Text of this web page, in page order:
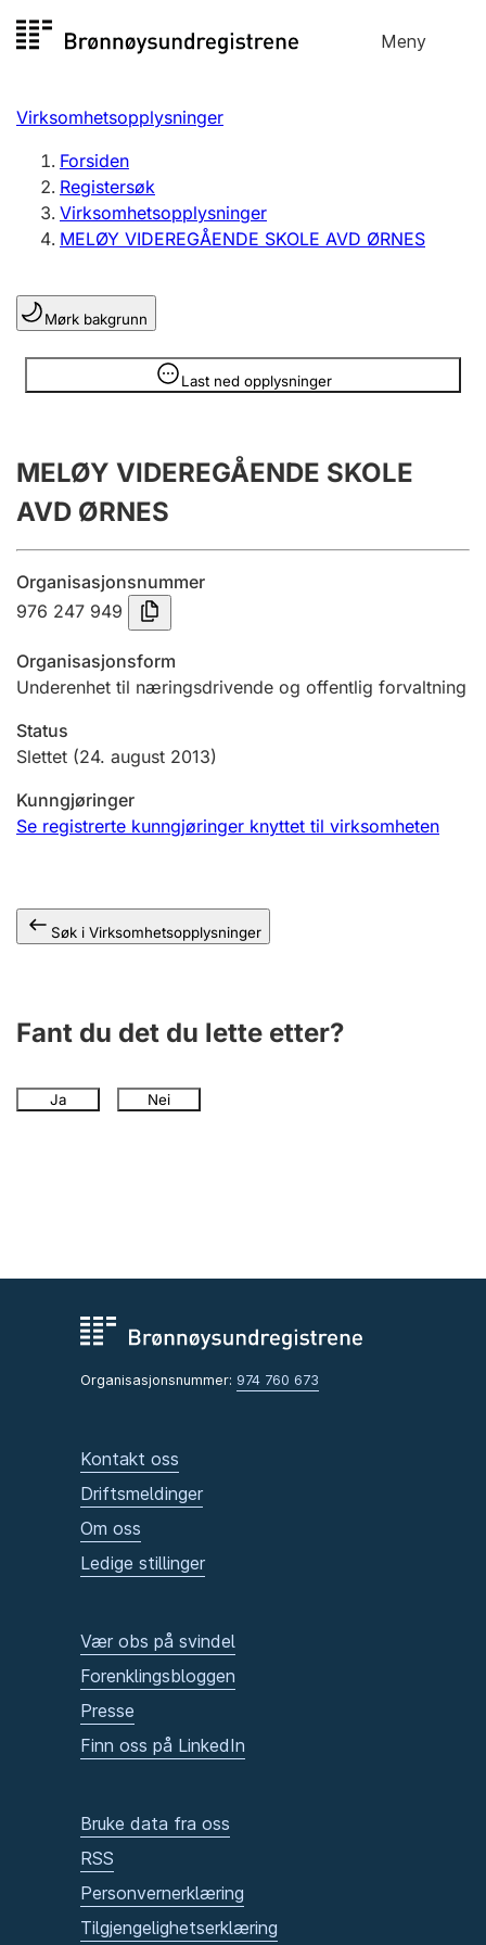
til
Meny
Registersøk
Aksjeselskap
Enkeltpersonforetak
Registrere, endre, slette
Lag og forening
Registrere, endre, slette
Årsregnskap
Innsending og forsinkelsesgebyr
Betaling og jegeravgiftskort
Ektepaktveileder
Offentlig sektor
Virksomhetsopplysninger
Forsiden
Registersøk
Virksomhetsopplysninger
MELØY VIDEREGÅENDE SKOLE AVD ØRNES
Mørk bakgrunn
Last ned opplysninger
Opplysninger er skjult
MELØY VIDEREGÅENDE SKOLE
AVD ØRNES
Organisasjonsnummer
976 247 949
Organisasjonsform
Underenhet til næringsdrivende og offentlig forvaltning
Status
Slettet (24. august 2013)
Kunngjøringer
Se registrerte kunngjøringer knyttet til virksomheten
Søk i Virksomhetsopplysninger
Fant du det du lette etter?
Ja Nei
Organisasjonsnummer: 974 760 673
Kontakt oss
Driftsmeldinger
Om oss
Ledige stillinger
Vær obs på svindel
Forenklingsbloggen
Presse
Finn oss på LinkedIn
Bruke data fra oss
RSS
Personvernerklæring
Tilgjengelighetserklæring